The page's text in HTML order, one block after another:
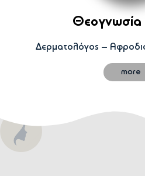
Θεογνωσία
Δερματολόγος –
more